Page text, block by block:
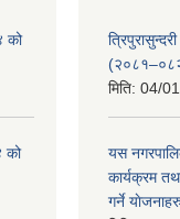
को
को
मिति: 04/
यस
कार्यक्रम
गर्ने